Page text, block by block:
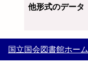
他形式のデータ
国立国会図書館ホーム